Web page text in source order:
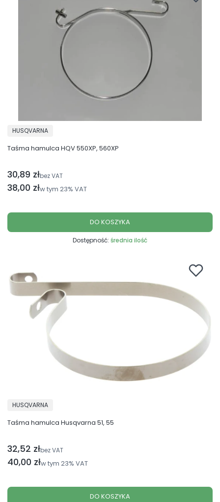
Taśma hamulca HQV 550XP, 560XP
PRODUCENT
HUSQVARNA
Cena brutto
38,00 złw tym 23% VAT
Cena netto
30,89 złbez VAT
DO KOSZYKA
Dostępność: średnia ilość
Taśma hamulca Husqvarna 51, 55
PRODUCENT
HUSQVARNA
Cena brutto
40,00 złw tym 23% VAT
Cena netto
32,52 złbez VAT
DO KOSZYKA